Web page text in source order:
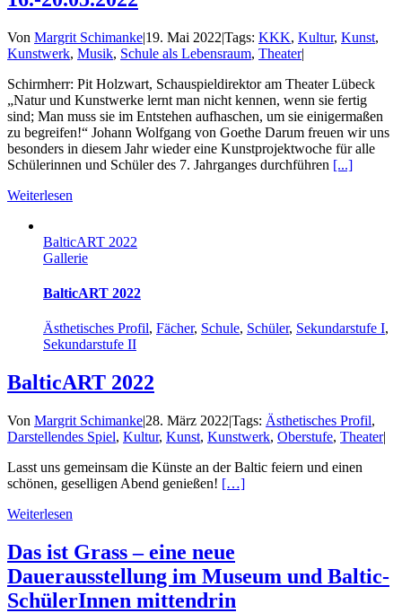
Von Margrit Schimanke|19. Mai 2022|Tags: KKK, Kultur, Kunst,
Kunstwerk, Musik, Schule als Lebensraum, Theater|
Schirmherr: Pit Holzwart, Schauspieldirektor am Theater Lübeck
„Natur und Kunstwerke lernt man nicht kennen, wenn sie fertig
sind; Man muss sie im Entstehen aufhaschen, um sie einigermaßen
zu begreifen!“ Johann Wolfgang von Goethe Darum freuen wir uns
besonders in diesem Jahr wieder eine Kunstprojektwoche für alle
Schülerinnen und Schüler des 7. Jahrganges durchführen [...]
Weiterlesen
BalticART 2022
Gallerie
BalticART 2022
Ästhetisches Profil, Fächer, Schule, Schüler, Sekundarstufe I,
Sekundarstufe II
BalticART 2022
Von Margrit Schimanke|28. März 2022|Tags: Ästhetisches Profil,
Darstellendes Spiel, Kultur, Kunst, Kunstwerk, Oberstufe, Theater|
Lasst uns gemeinsam die Künste an der Baltic feiern und einen
schönen, geselligen Abend genießen! […]
Weiterlesen
Das ist Grass – eine neue
Dauerausstellung im Museum und Baltic-
SchülerInnen mittendrin